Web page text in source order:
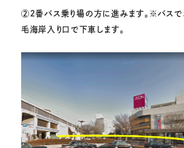
②2番バス乗り場の方に進みます。※バスで
毛海岸入り口で下車します。